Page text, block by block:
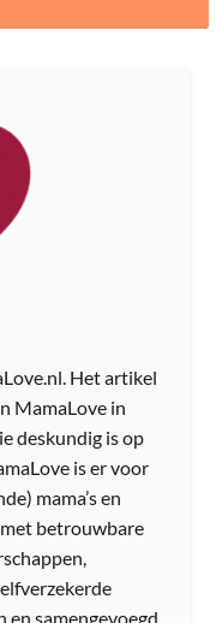
Het artikel
MamaLove in
deskundig is op
is er voor
mama’s en
met betrouwbare
en samengevoegd